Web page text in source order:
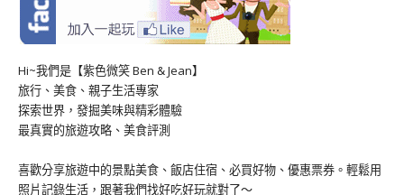
Hi~我們是【紫色微笑 Ben & Jean】
旅行、美食、親子生活專家
探索世界，發掘美味與精彩體驗
最真實的旅遊攻略、美食評測
喜歡分享旅遊中的景點美食、飯店住宿、必買好物、優惠票券。輕鬆用
照片記錄生活，跟著我們找好吃好玩就對了～